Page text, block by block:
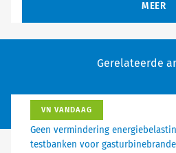
MEER
Gerelateerde
VN VANDAAG
Geen vermindering
testbanken voor